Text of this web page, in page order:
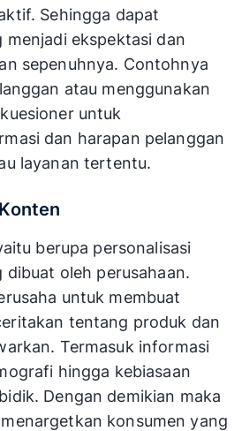
Sehingga dapat
menjadi ekspektasi dan
sepenuhnya. Contohnya
atau menggunakan
untuk
dan harapan pelanggan
layanan tertentu.
berupa personalisasi
oleh perusahaan.
untuk membuat
tentang produk dan
Termasuk informasi
hingga kebiasaan
Dengan demikian maka
konsumen yang